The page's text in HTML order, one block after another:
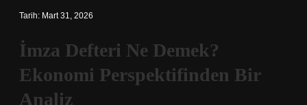
Tarih: Mart 31, 2026
İmza Defteri Ne Demek?
Ekonomi Perspektifinden Bir
Analiz